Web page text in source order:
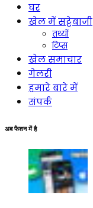
घर
खेल में सट्टेबाजी
तथ्यों
टिप्स
खेल समाचार
गेलरी
हमारे बारे में
संपर्क
अब फैशन में है